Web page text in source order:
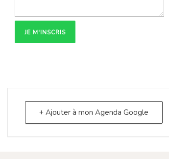
+ Ajouter à mon Agenda Google